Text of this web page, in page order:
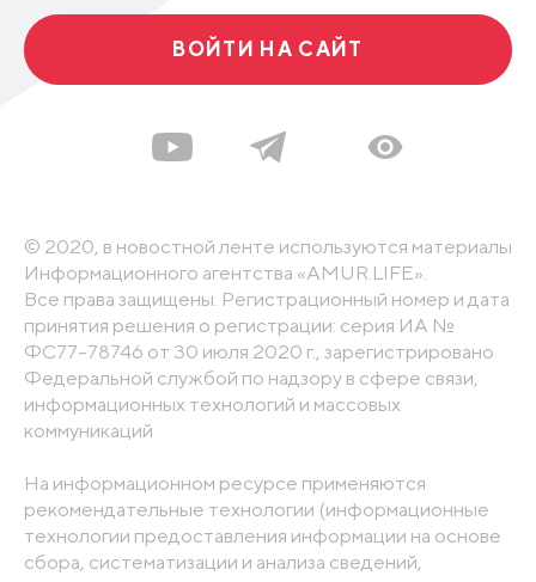
ВОЙТИ НА САЙТ
© 2020, в новостной ленте используются материалы
Информационного агентства «AMUR.LIFE».
Все права защищены. Регистрационный номер и дата
принятия решения о регистрации: серия ИА №
ФС77-78746 от 30 июля 2020 г., зарегистрировано
Федеральной службой по надзору в сфере связи,
информационных технологий и массовых
коммуникаций
На информационном ресурсе применяются
рекомендательные технологии (информационные
технологии предоставления информации на основе
сбора, систематизации и анализа сведений,